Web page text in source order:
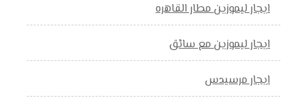
ايجار ليموزين مطار القاهره
ايجار ليموزين مع سائق
ايجار مرسيدس